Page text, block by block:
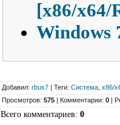
[x86/x64/
Windows
Добавил: rbus7 | Теги: Система x86/
Просмотров: 575 | Комментарии: 0 |
Всего комментариев: 0